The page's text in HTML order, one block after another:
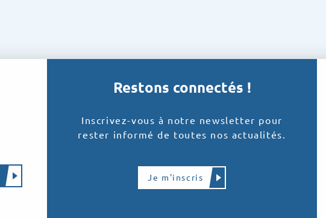
Restons connectés !
Inscrivez-vous à notre newsletter pour
rester informé de toutes nos actualités.
Je m'inscris